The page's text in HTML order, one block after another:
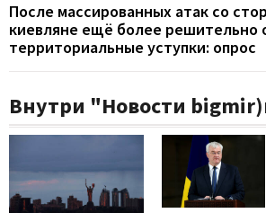
После массированных атак со
киевляне ещё более решительно
территориальные уступки: опрос
Внутри "Новости